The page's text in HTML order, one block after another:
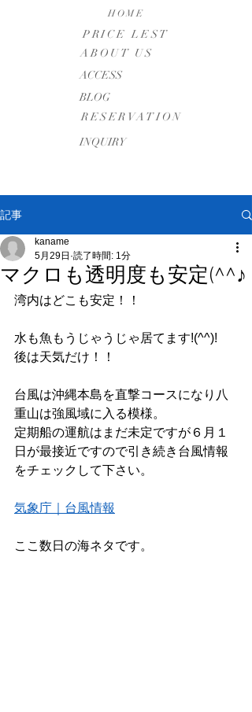
HOME
PRICE LEST
ABOUT US
​ACCESS
BLOG
RESERVATION
INQUIRY
記事
マクロも透明度も安定(^^♪
kaname
5月29日 読了時間: 1分
湾内はどこも安定！！
水も魚もうじゃうじゃ居てます!(^^)!
後は天気だけ！！
台風は沖縄本島を直撃コースになり八
重山は強風域に入る模様。
定期船の運航はまだ未定ですが６月１
日が最接近ですので引き続き台風情報
をチェックして下さい。
気象庁｜台風情報
ここ数日の海ネタです。